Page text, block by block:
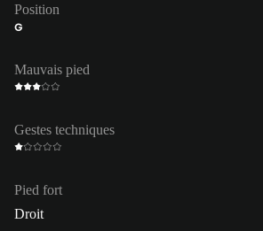
Position
G
Mauvais pied
Gestes techniques
Pied fort
Droit